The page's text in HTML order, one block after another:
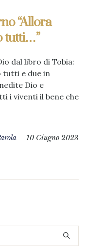
“Allora
tutti…”
dal libro di Tobia:
tutti e due in
Dio e
i viventi il bene che
10 Giugno 2023